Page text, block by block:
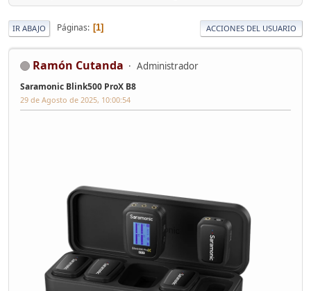
IR ABAJO Páginas 1 ACCIONES DEL USUARIO
Ramón Cutanda Administrador
Saramonic Blink500 ProX B8
29 de Agosto de 2025, 10:00:54